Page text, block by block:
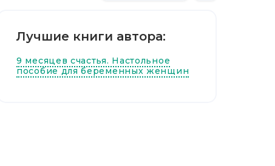
Лучшие книги автора:
9 месяцев счастья. Настольное
пособие для беременных женщин